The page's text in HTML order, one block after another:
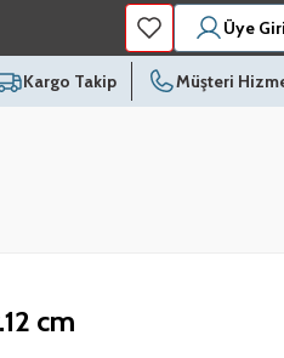
Üye
Kargo Takip Müşteri
cm